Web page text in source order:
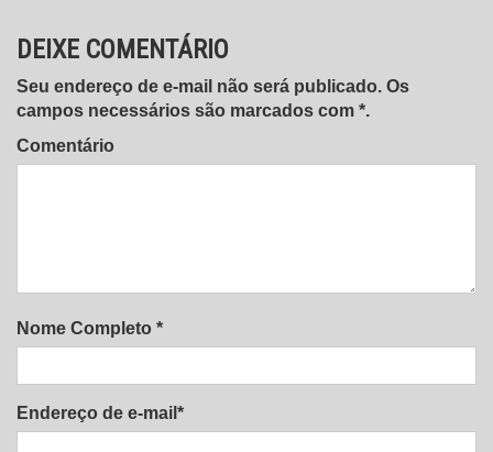
DEIXE COMENTÁRIO
Seu endereço de e-mail não será publicado. Os
campos necessários são marcados com *.
Comentário
Nome Completo *
Endereço de e-mail*